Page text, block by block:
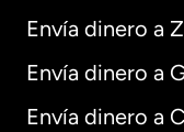
Envía dinero a
Envía dinero a
Envía dinero a